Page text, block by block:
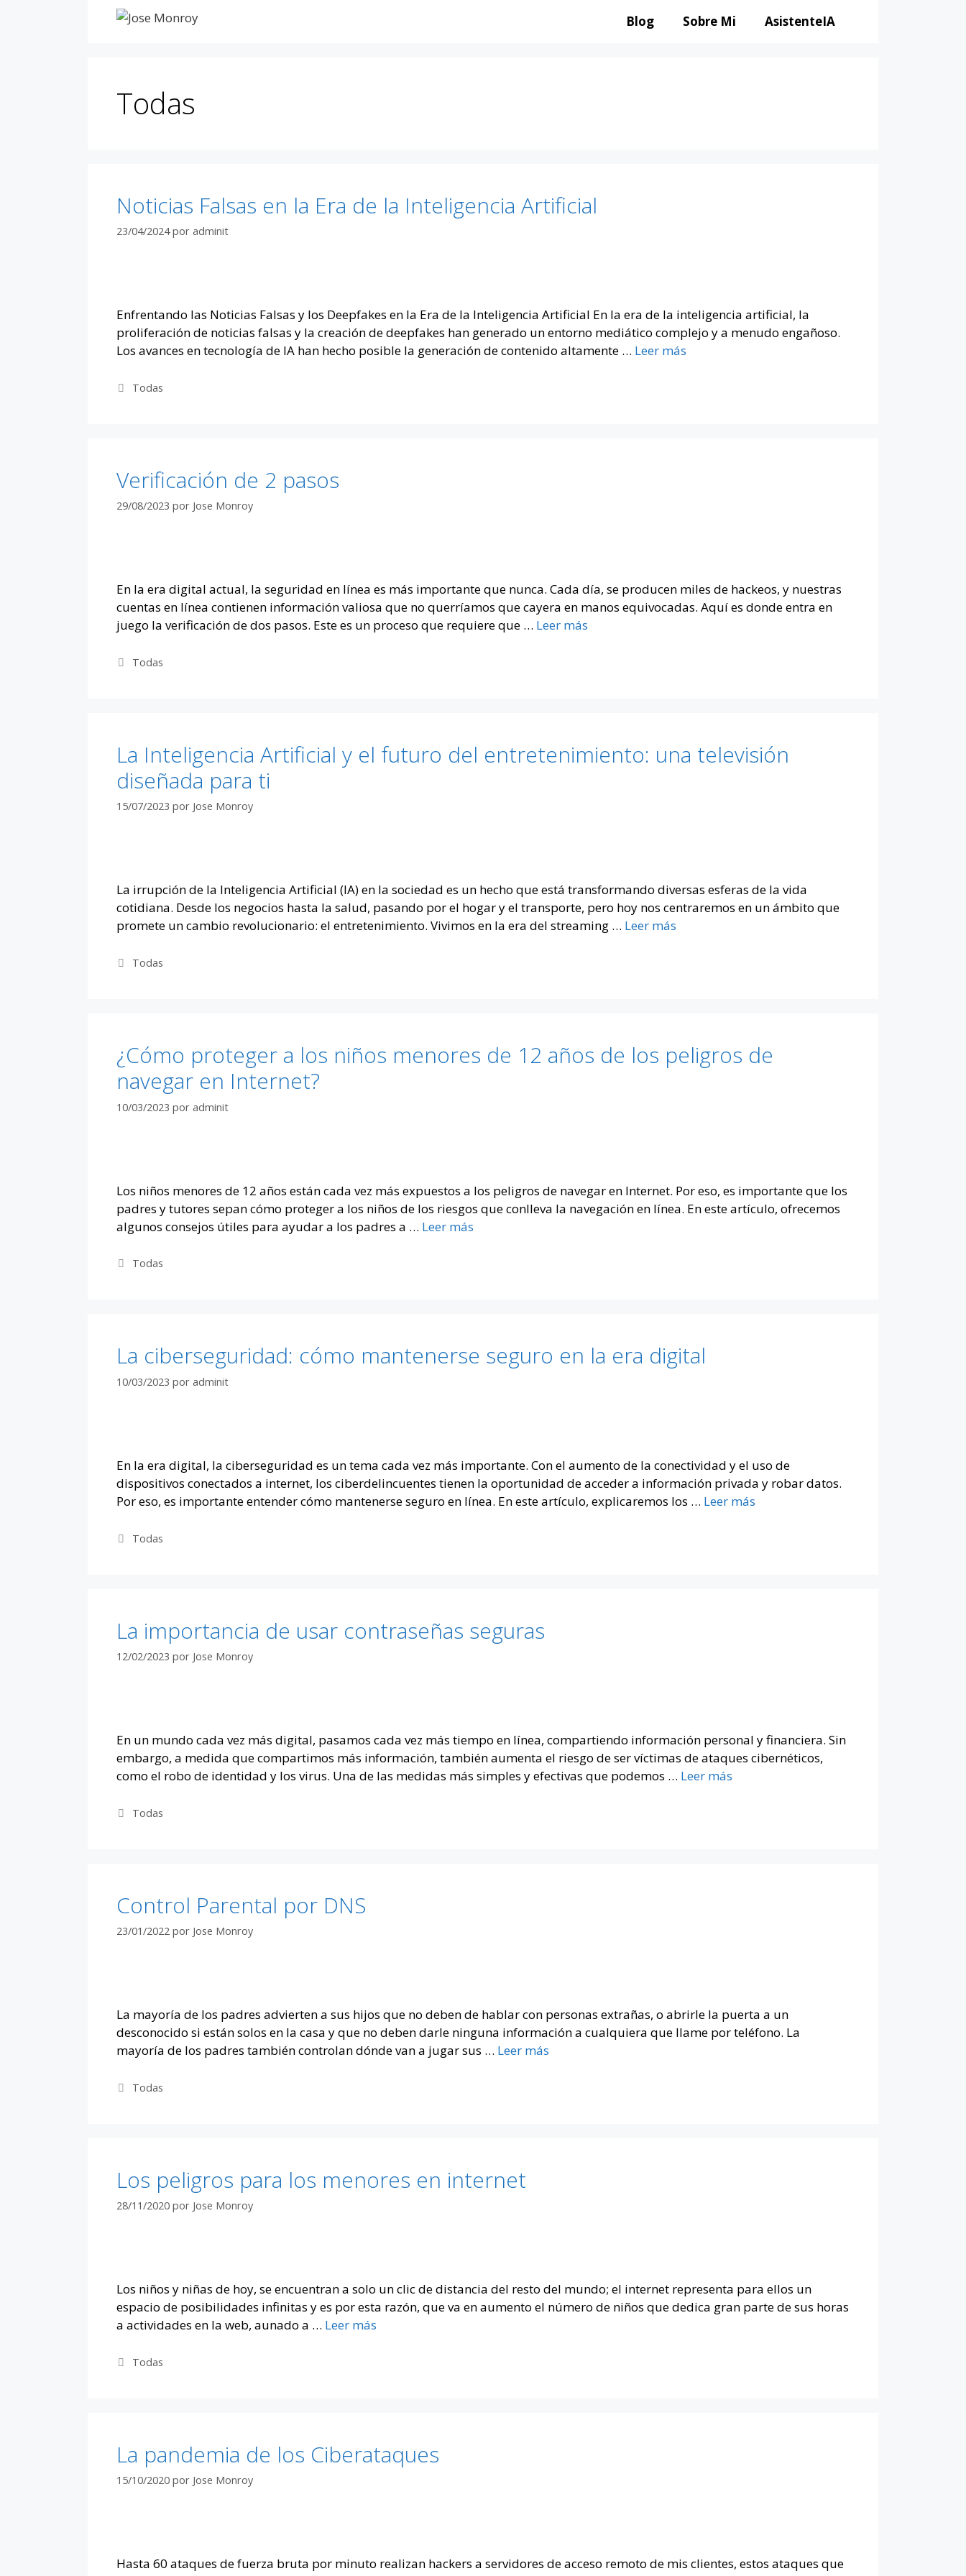
Blog Sobre Mi AsistenteIA
Todas
Noticias Falsas en la Era de la Inteligencia Artificial
23/04/2024 por adminit
Enfrentando las Noticias Falsas y los Deepfakes en la Era de la Inteligencia Artificial En la era de la inteligencia artificial, la
proliferación de noticias falsas y la creación de deepfakes han generado un entorno mediático complejo y a menudo engañoso.
Los avances en tecnología de IA han hecho posible la generación de contenido altamente … Leer más
Categorías
Todas
Verificación de 2 pasos
29/08/2023 por Jose Monroy
En la era digital actual, la seguridad en línea es más importante que nunca. Cada día, se producen miles de hackeos, y nuestras
cuentas en línea contienen información valiosa que no querríamos que cayera en manos equivocadas. Aquí es donde entra en
juego la verificación de dos pasos. Este es un proceso que requiere que … Leer más
Categorías
Todas
La Inteligencia Artificial y el futuro del entretenimiento: una televisión
diseñada para ti
15/07/2023 por Jose Monroy
La irrupción de la Inteligencia Artificial (IA) en la sociedad es un hecho que está transformando diversas esferas de la vida
cotidiana. Desde los negocios hasta la salud, pasando por el hogar y el transporte, pero hoy nos centraremos en un ámbito que
promete un cambio revolucionario: el entretenimiento. Vivimos en la era del streaming … Leer más
Categorías
Todas
¿Cómo proteger a los niños menores de 12 años de los peligros de
navegar en Internet?
10/03/2023 por adminit
Los niños menores de 12 años están cada vez más expuestos a los peligros de navegar en Internet. Por eso, es importante que los
padres y tutores sepan cómo proteger a los niños de los riesgos que conlleva la navegación en línea. En este artículo, ofrecemos
algunos consejos útiles para ayudar a los padres a … Leer más
Categorías
Todas
La ciberseguridad: cómo mantenerse seguro en la era digital
10/03/2023 por adminit
En la era digital, la ciberseguridad es un tema cada vez más importante. Con el aumento de la conectividad y el uso de
dispositivos conectados a internet, los ciberdelincuentes tienen la oportunidad de acceder a información privada y robar datos.
Por eso, es importante entender cómo mantenerse seguro en línea. En este artículo, explicaremos los … Leer más
Categorías
Todas
La importancia de usar contraseñas seguras
12/02/2023 por Jose Monroy
En un mundo cada vez más digital, pasamos cada vez más tiempo en línea, compartiendo información personal y financiera. Sin
embargo, a medida que compartimos más información, también aumenta el riesgo de ser víctimas de ataques cibernéticos,
como el robo de identidad y los virus. Una de las medidas más simples y efectivas que podemos … Leer más
Categorías
Todas
Control Parental por DNS
23/01/2022 por Jose Monroy
La mayoría de los padres advierten a sus hijos que no deben de hablar con personas extrañas, o abrirle la puerta a un
desconocido si están solos en la casa y que no deben darle ninguna información a cualquiera que llame por teléfono. La
mayoría de los padres también controlan dónde van a jugar sus … Leer más
Categorías
Todas
Los peligros para los menores en internet
28/11/2020 por Jose Monroy
Los niños y niñas de hoy, se encuentran a solo un clic de distancia del resto del mundo; el internet representa para ellos un
espacio de posibilidades infinitas y es por esta razón, que va en aumento el número de niños que dedica gran parte de sus horas
a actividades en la web, aunado a … Leer más
Categorías
Todas
La pandemia de los Ciberataques
15/10/2020 por Jose Monroy
Hasta 60 ataques de fuerza bruta por minuto realizan hackers a servidores de acceso remoto de mis clientes, estos ataques que